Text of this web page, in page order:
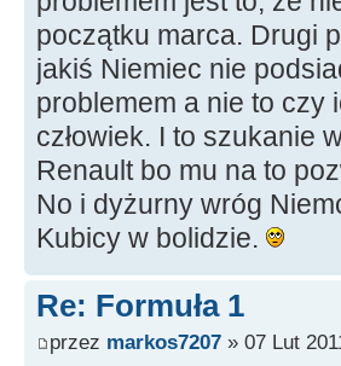
początku marca. Drugi
jakiś Niemiec nie
problemem a nie to czy
człowiek. I to szukanie
Renault bo mu na to
No i dyżurny wróg
Kubicy w bolidzie.
Re: Formuła 1
przez markos7207 » 07 Lut